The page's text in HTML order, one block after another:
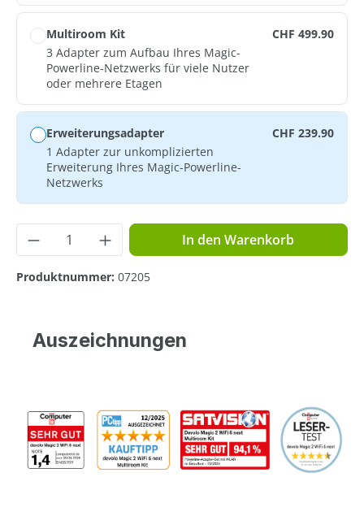
Multiroom Kit
3 Adapter zum Aufbau Ihres Magic-
Powerline-Netzwerks für viele Nutzer
oder mehrere Etagen
CHF 499.90
Erweiterungsadapter
1 Adapter zur unkomplizierten
Erweiterung Ihres Magic-Powerline-
Netzwerks
CHF 239.90
Produkt Anzahl: Gib den gewünschten
In den Warenkorb
Produktnummer: 07205
Auszeichnungen